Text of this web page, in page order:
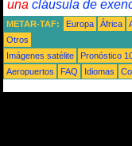
una cláusula de
METAR-TAF: Europa África
Otros
Imágenes satélite
Pronóstico
Aeropuertos
FAQ Idiomas